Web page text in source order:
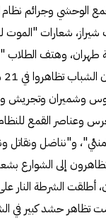
الوحشي وجرائم نظام
شعارات "الموت
طهران، وهتف الطلاب
وشميران وتجريش
وعناصر القمع
و"نناضل ونقاتل
إلى الشوارع
أطلقت الشرطة النار
تظاهر حشد كبير في